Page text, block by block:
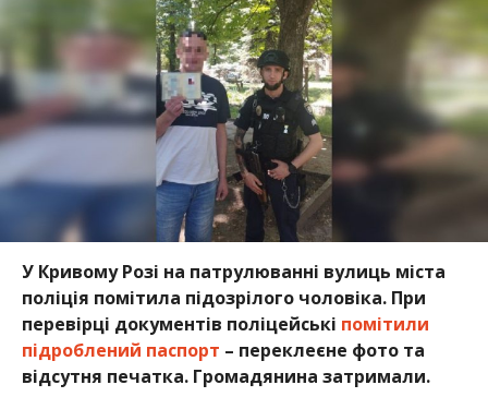
У Кривому Розі на патрулюванні вулиць міста
поліція помітила підозрілого чоловіка. При
перевірці документів поліцейські помітили
підроблений паспорт – переклеєне фото та
відсутня печатка. Громадянина затримали.